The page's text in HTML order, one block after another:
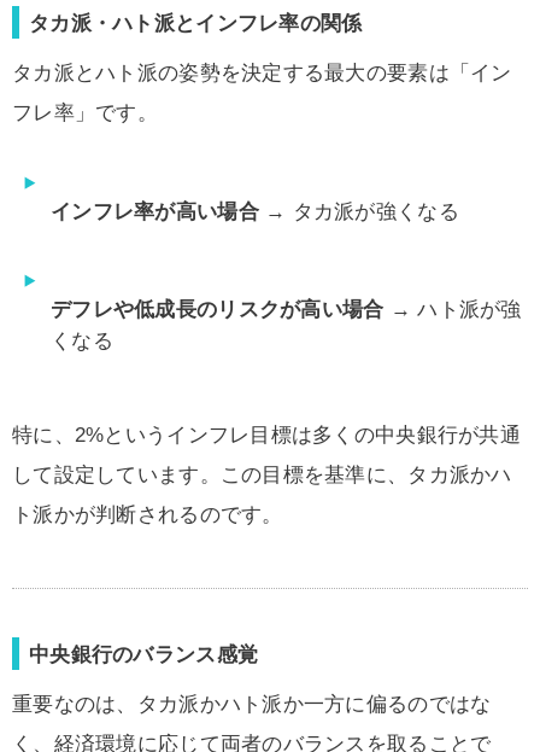
タカ派・ハト派とインフレ率の関係
タカ派とハト派の姿勢を決定する最大の要素は「イン
フレ率」です。
インフレ率が高い場合→ タカ派が強くなる
デフレや低成長のリスクが高い場合 → ハト派が強
くなる
特に、2%というインフレ目標は多くの中央銀行が共通
して設定しています。この目標を基準に、タカ派かハ
ト派かが判断されるのです。
中央銀行のバランス感覚
重要なのは、タカ派かハト派か一方に偏るのではな
く、経済環境に応じて両者のバランスを取ることで